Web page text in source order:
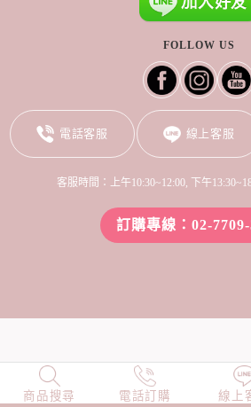
商品搜尋 電話訂購 線上
NEW 店長精選
FOLLOW US
電話客服 線上客服
客服時間：上午10:30~12:00, 下午
訂購專線：02-